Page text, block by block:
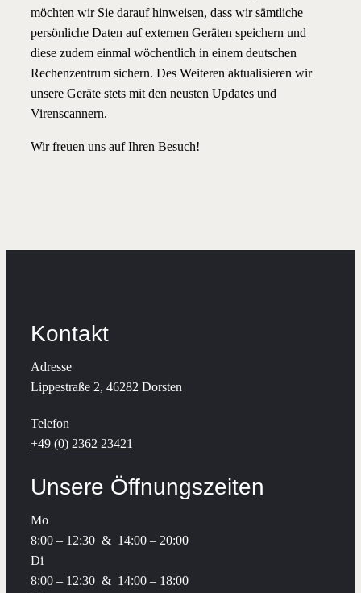
möchten wir Sie darauf hinweisen, dass wir sämtliche
persönliche Daten auf externen Geräten speichern und
diese zudem einmal wöchentlich in einem deutschen
Rechenzentrum sichern. Des Weiteren aktualisieren wir
unsere Geräte stets mit den neusten Updates und
Virenscannern.
Wir freuen uns auf Ihren Besuch!
Kontakt
Adresse
Lippestraße 2, 46282 Dorsten
Telefon
+49 (0) 2362 23421
Unsere Öffnungszeiten
Mo
8:00 – 12:30 & 14:00 – 20:00
Di
8:00 – 12:30 & 14:00 – 18:00